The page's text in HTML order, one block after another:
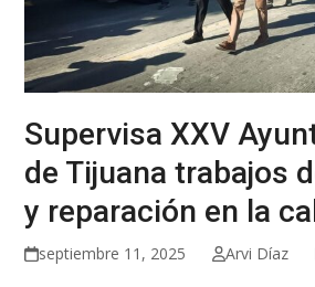
Supervisa XXV
de Tijuana trabajos
y reparación en la
septiembre 11, 2025 Arvi Díaz